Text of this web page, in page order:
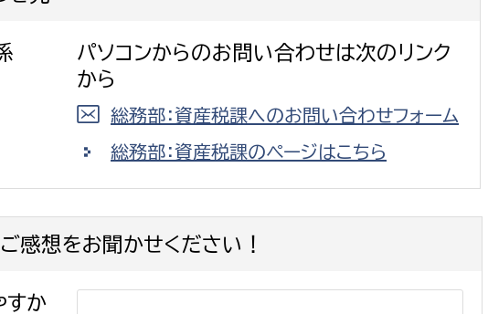
病院管理局：経営管理課
病院管理局：医事課
教育部 選挙管理委員会事務局
パソコンからのお問い合わせは次のリンク
から
総務部：資産税課へのお問い合わせフォーム
総務部：資産税課のページはこちら
感想をお聞かせください！
すか